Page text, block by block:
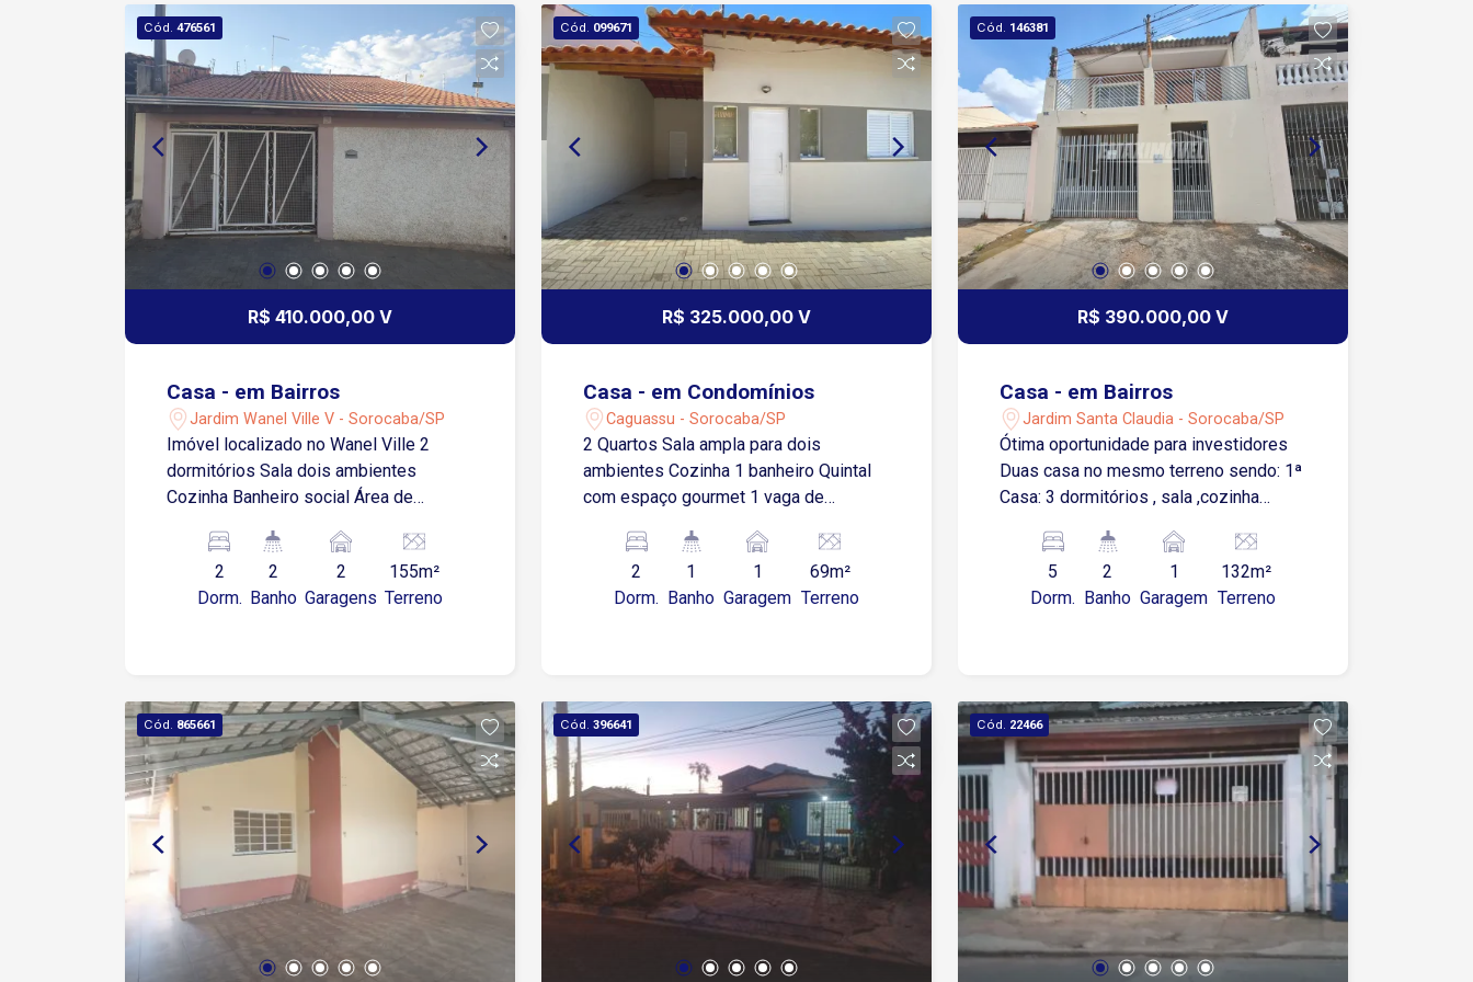
Cód. 476561
R$ 410.000,00 V
Casa - em Bairros
Jardim Wanel Ville V - Sorocaba/SP
Imóvel localizado no Wanel Ville 2
dormitórios Sala dois ambientes
Cozinha Banheiro social Área de
2 vagas de garagem cobertas
2
Dorm.
2
Banho
2
Garagens
155m²
Terreno
Cód. 099671
R$ 325.000,00 V
Casa - em Condomínios
Caguassu - Sorocaba/SP
2 Quartos Sala ampla para dois
ambientes Cozinha 1 banheiro Quintal
com espaço gourmet 1 vaga de
oferece: Piscina Espaço gourmet
Portaria Localização privilegiada: Fácil
acesso à Av. Ipanema, próximo a
2
Dorm.
1
Banho
1
Garagem
69m²
Terreno
Cód. 146381
R$ 390.000,00 V
Casa - em Bairros
Jardim Santa Claudia - Sorocaba/SP
Ótima oportunidade para investidores
Duas casa no mesmo terreno sendo: 1ª
Casa: 3 dormitórios , sala ,cozinha
dormitórios ,sala , cozinha e área de
serviço e uma garagem
5
Dorm.
2
Banho
1
Garagem
132m²
Terreno
Cód. 865661 Cód. 396641 Cód. 22466